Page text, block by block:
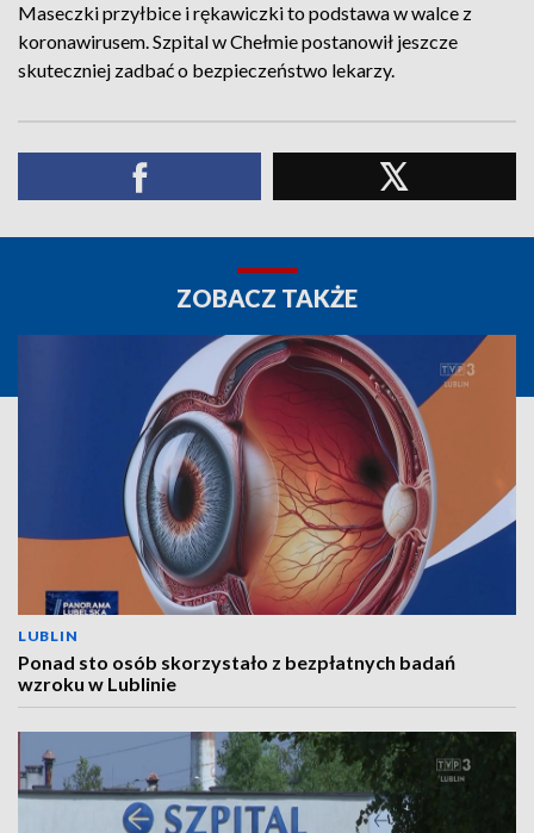
Maseczki przyłbice i rękawiczki to podstawa w walce z
koronawirusem. Szpital w Chełmie postanowił jeszcze
skuteczniej zadbać o bezpieczeństwo lekarzy.
ZOBACZ TAKŻE
LUBLIN
Ponad sto osób skorzystało z bezpłatnych badań
wzroku w Lublinie